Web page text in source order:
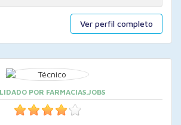
Ver perfil completo
POR FARMACIAS.JOBS